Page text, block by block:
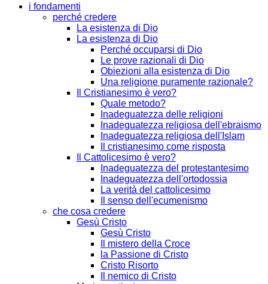
i fondamenti
perché credere
La esistenza di Dio
La esistenza di Dio
Perché occuparsi di Dio
Le prove razionali di Dio
Obiezioni alla esistenza di Dio
Una religione puramente razionale?
Il Cristianesimo è vero?
Quale metodo?
Inadeguatezza delle religioni
Inadeguatezza religiosa dell'ebraismo
Inadeguatezza religiosa dell'Islam
Il cristianesimo come risposta
Il Cattolicesimo è vero?
Inadeguatezza del protestantesimo
Inadeguatezza dell'ortodossia
La verità del cattolicesimo
Il senso dell'ecumenismo
che cosa credere
Gesù Cristo
Gesù Cristo
Il mistero della Croce
la Passione di Cristo
Cristo Risorto
Il nemico di Cristo